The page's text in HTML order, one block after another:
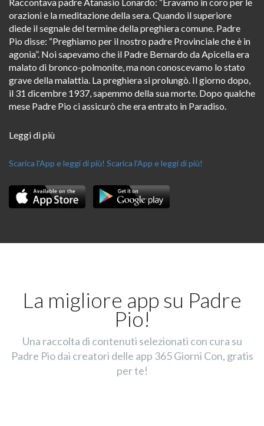
orazioni e la meditazione della sera. Quando il superiore
diede il segnale del termine della preghiera comune. Padre
Pio disse: “Preghiamo per il nostro padre Provinciale che è in
agonia”. Noi sapevamo che il Padre Bernardo da Apicella era
malato di bronco-polmonite, ma non conoscevamo lo stato
grave della malattia. La preghiera si prolungò. Il giorno dopo,
il 31 dicembre 1937, sapemmo della sua morte. Dopo qualche
mese Padre Pio ci assicurò che era entrato in Paradiso.
Leggi di più
Scarica l'App e leggi di più! Scarica l'App e leggi di più!
La migliore app su Padre
Pio!
Una raccolta di contenuti selezionati con cura su
Padre Pio dai creatori delle app 365 Giorni Con, gratis
per te!